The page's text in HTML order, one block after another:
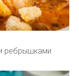
ребрышками